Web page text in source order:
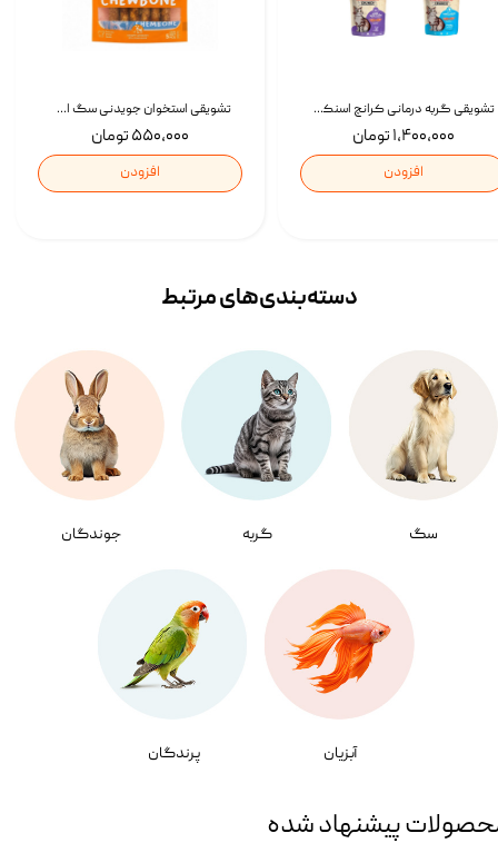
تشویقی استخوان جویدنی سگ اسنکی کرانچی با طعم مرغ Snacky Crunchy Munchy وزن 100 گرم
۵۵۰,۰۰۰ تومان
افزودن
تشویقی گربه درمانی کرانچ اسنکی با طعم میکس Snacky Crunch Cat Treats وزن 60 گرم بسته 4 عددی
۱,۴۰۰,۰۰۰ تومان
افزودن
سگ گربه جوندگان
آبزیان پرندگان
دسته‌بندی‌‌های مرتبط
پیشنهاد شده